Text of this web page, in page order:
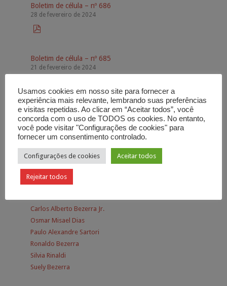
Boletim de célula – nº 686
28 de fevereiro de 2024

Boletim de célula – nº 685
21 de fevereiro de 2024
Autores
Adhemar de Campos
Alessandra Bezerra
Aurora Campos
Carlos Alberto Bezerra Jr.
Osmar Misael Dias
Paulo Alexandre Sartori
Ronaldo Bezerra
Silvia Rinaldi
Suely Bezerra
Usamos cookies em nosso site para fornecer a
experiência mais relevante, lembrando suas preferências
e visitas repetidas. Ao clicar em “Aceitar todos”, você
concorda com o uso de TODOS os cookies. No entanto,
você pode visitar "Configurações de cookies" para
fornecer um consentimento controlado.
Configurações de cookies Aceitar todos
Rejeitar todos